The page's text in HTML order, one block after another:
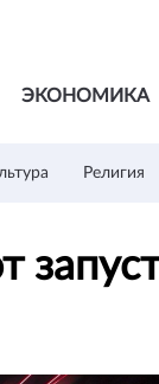
ЭКОНОМИКА
Религия